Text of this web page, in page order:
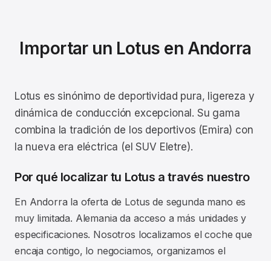
Importar un Lotus en Andorra
Lotus es sinónimo de deportividad pura, ligereza y
dinámica de conducción excepcional. Su gama
combina la tradición de los deportivos (Emira) con
la nueva era eléctrica (el SUV Eletre).
Por qué localizar tu Lotus a través nuestro
En Andorra la oferta de Lotus de segunda mano es
muy limitada. Alemania da acceso a más unidades y
especificaciones. Nosotros localizamos el coche que
encaja contigo, lo negociamos, organizamos el